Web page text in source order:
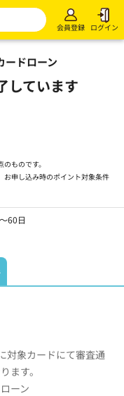
会員登録 ログイン
ドローン
しています
ものです。
お申し込み時のポイント対象条件
60日
対象カードにて審査通
ます。
ーン